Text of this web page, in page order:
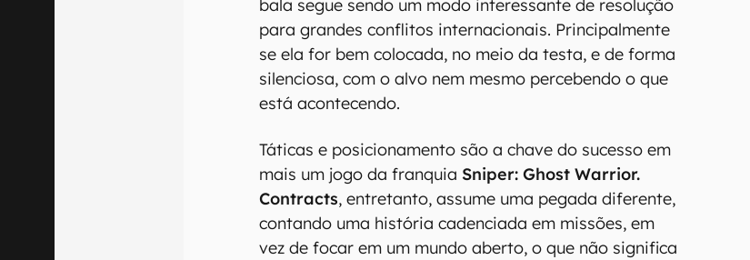
bala segue sendo um modo interessante de resolução
para grandes conflitos internacionais. Principalmente
se ela for bem colocada, no meio da testa, e de forma
silenciosa, com o alvo nem mesmo percebendo o que
está acontecendo.
Táticas e posicionamento são a chave do sucesso em
mais um jogo da franquia Sniper: Ghost Warrior.
Contracts, entretanto, assume uma pegada diferente,
contando uma história cadenciada em missões, em
vez de focar em um mundo aberto, o que não significa